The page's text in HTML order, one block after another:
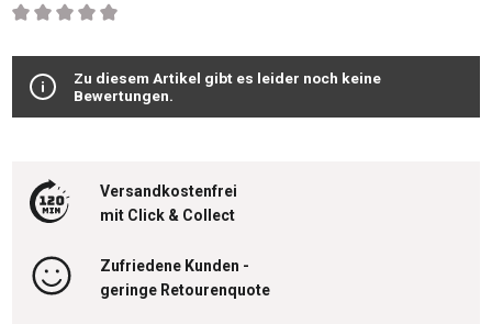
Durchschnittliche Bewertung von 0 von 5 Sternen
Zu diesem Artikel gibt es leider noch keine
Bewertungen.
Versandkostenfrei
mit Click & Collect
Zufriedene Kunden -
geringe Retourenquote